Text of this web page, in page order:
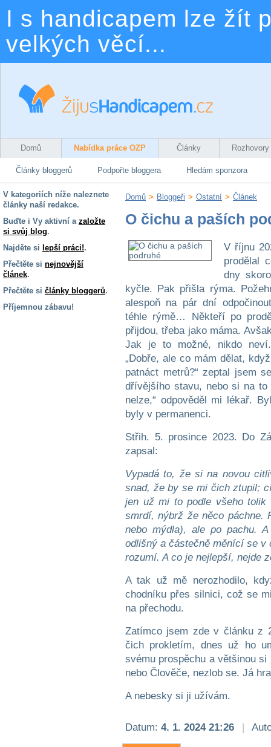
I s handicapem lze žít
velkých věcí...
Domů Nabídka práce OZP Články Rozhovory
Články bloggerů Podpořte bloggera Hledám sponzora
V kategoriích níže naleznete
články naší redakce.
Buďte i Vy aktivní a založte
si svůj blog.
Najděte si lepší práci!.
Přečtěte si nejnovější
článek.
Přečtěte si články bloggerů.
Příjemnou zábavu!
Domů > Bloggeři > Ostatní > Článek
O čichu a paších
V říjnu
prodělal
dny
kyčle. Pak přišla rýma.
alespoň na pár dní
téhle rýmě… Někteří po
přijdou, třeba jako máma.
Jak je to možné, nikdo
„Dobře, ale co mám dělat,
patnáct metrů?“ zeptal jsem
dřívějšího stavu, nebo si na
nelze,“ odpověděl mi lékař.
byly v permanenci.
Střih. 5. prosince 2023. Do
zapsal:
Vypadá to, že si na novou
snad, že by se mi čich ztupil;
jen už mi to podle všeho
smrdí, nýbrž že něco páchne.
nebo mýdla), ale po pachu.
odlišný a částečně měnící se v
rozumí. A co je nejlepší, nejde
A tak už mě nerozhodilo,
chodníku přes silnici, což se
na přechodu.
Zatímco jsem zde v článku z
čich prokletím, dnes už ho
svému prospěchu a většinou
nebo Člověče, nezlob se. Já
A nebesky si ji užívám.
Datum: 4. 1. 2024 21:26 |